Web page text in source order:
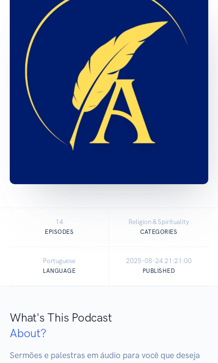
14
EPISODES
Religion & Spirituality
CATEGORIES
Portuguese
LANGUAGE
2025-08-24 21:21:00
PUBLISHED
What's This Podcast
About?
Sermões e palestras em áudio para você que deseja